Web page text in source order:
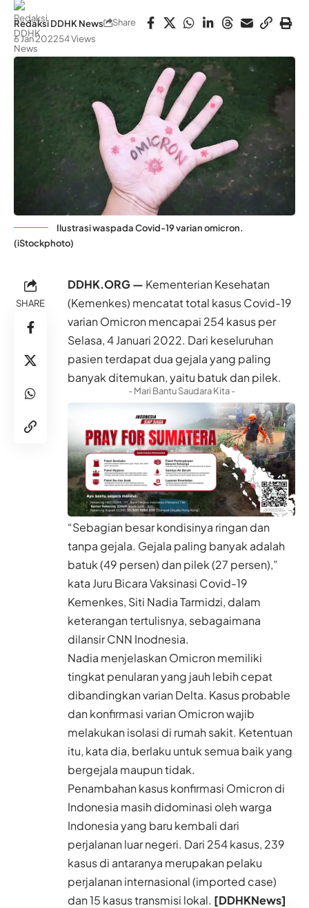
Redaksi DDHK News
6 Jan 202254 Views
Share
Ilustrasi waspada Covid-19 varian omicron.
(iStockphoto)
SHARE
DDHK.ORG — Kementerian Kesehatan
(Kemenkes) mencatat total kasus Covid-19
varian Omicron mencapai 254 kasus per
Selasa, 4 Januari 2022. Dari keseluruhan
pasien terdapat dua gejala yang paling
banyak ditemukan, yaitu batuk dan pilek.
- Mari Bantu Saudara Kita -
“Sebagian besar kondisinya ringan dan
tanpa gejala. Gejala paling banyak adalah
batuk (49 persen) dan pilek (27 persen),”
kata Juru Bicara Vaksinasi Covid-19
Kemenkes, Siti Nadia Tarmidzi, dalam
keterangan tertulisnya, sebagaimana
dilansirCNN Inodnesia.
Nadia menjelaskan Omicron memiliki
tingkat penularan yang jauh lebih cepat
dibandingkan varian Delta. Kasus probable
dan konfirmasi varian Omicron wajib
melakukan isolasi di rumah sakit. Ketentuan
itu, kata dia, berlaku untuk semua baik yang
bergejala maupun tidak.
Penambahan kasus konfirmasi Omicron di
Indonesia masih didominasi oleh warga
Indonesia yang baru kembali dari
perjalanan luar negeri. Dari 254 kasus, 239
kasus di antaranya merupakan pelaku
perjalanan internasional (imported case)
dan 15 kasus transmisi lokal. [DDHKNews]